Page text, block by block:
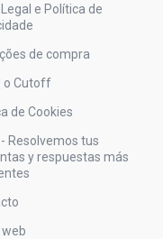
e Política de
de compra
o Cutoff
de Cookies
- Resolvemos tus
y respuestas más